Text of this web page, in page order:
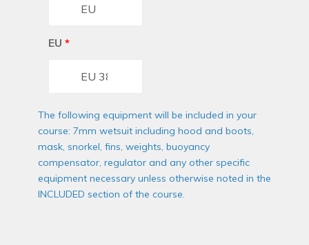
EU *
The following equipment will be included in your
course: 7mm wetsuit including hood and boots,
mask, snorkel, fins, weights, buoyancy
compensator, regulator and any other specific
equipment necessary unless otherwise noted in the
INCLUDED section of the course.